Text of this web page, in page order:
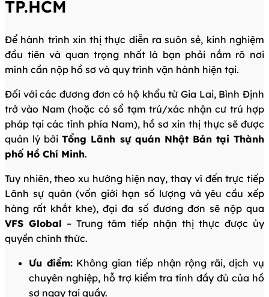
TP.HCM
Để hành trình xin thị thực diễn ra suôn sẻ, kinh nghiệm
đầu tiên và quan trọng nhất là bạn phải nắm rõ nơi
mình cần nộp hồ sơ và quy trình vận hành hiện tại.
Đối với các đương đơn có hộ khẩu từ Gia Lai, Bình Định
trở vào Nam (hoặc có sổ tạm trú/xác nhận cư trú hợp
pháp tại các tỉnh phía Nam), hồ sơ xin thị thực sẽ được
quản lý bởiTổng Lãnh sự quán Nhật Bản tại Thành
phố Hồ Chí Minh.
Tuy nhiên, theo xu hướng hiện nay, thay vì đến trực tiếp
Lãnh sự quán (vốn giới hạn số lượng và yêu cầu xếp
hàng rất khắt khe), đại đa số đương đơn sẽ nộp qua
VFS Global – Trung tâm tiếp nhận thị thực được ủy
quyền chính thức.
Ưu điểm:Không gian tiếp nhận rộng rãi, dịch vụ
chuyên nghiệp, hỗ trợ kiểm tra tính đầy đủ của hồ
sơ ngay tại quầy.